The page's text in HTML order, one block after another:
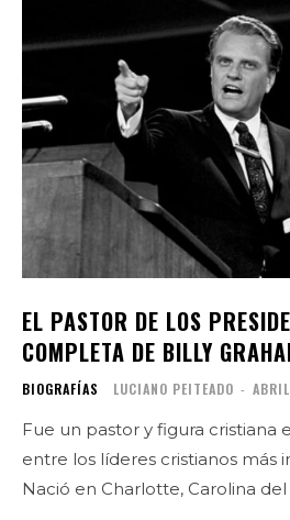
EL PASTOR DE LOS
COMPLETA DE BILLY
BIOGRAFÍAS LUCIANO PEITEADO -
Fue un pastor y figura cristiana
entre los líderes cristianos más
Nació en Charlotte, Carolina